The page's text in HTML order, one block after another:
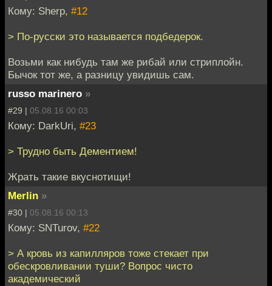
Кому: Sherp, #12
> По-русски это называется подбедерок.
Возьми как нибудь там же рибай или стриплойн.
Бычок тот же, а разницу увидишь сам.
russo marinero »
#29 | 05.08.16 00:03
Кому: DarkUri, #23
> Трудно быть Дементием!
Жрать такие вкуснотищи!
Merlin »
#30 | 05.08.16 00:13
Кому: SNTurov, #22
> А кровь из капилляров тоже стекает при
обескровливании туши? Вопрос чисто
академический